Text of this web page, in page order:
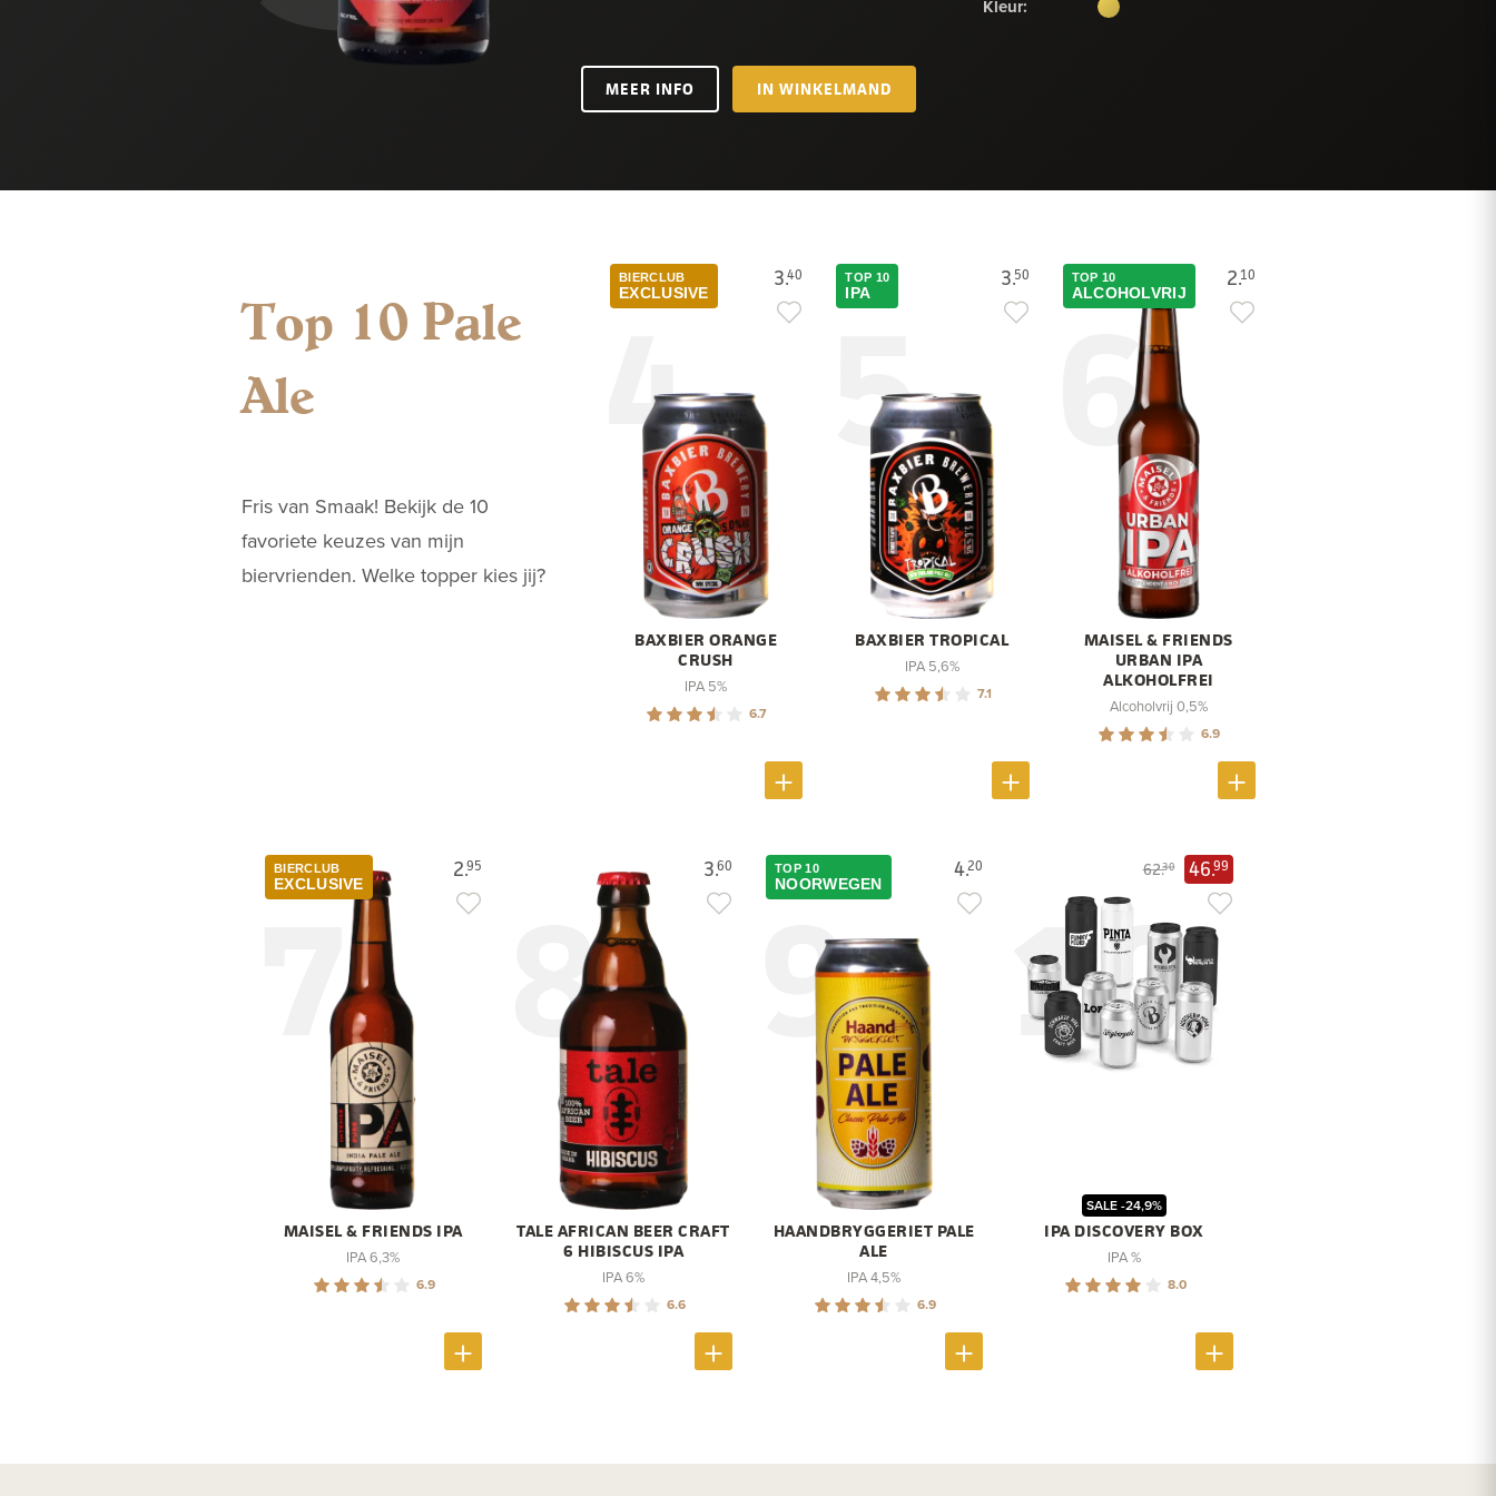
Kleur:
MEER INFO IN WINKELMAND
Top 10 Pale
Ale
Fris van Smaak! Bekijk de 10
favoriete keuzes van mijn
biervrienden. Welke topper kies jij?
4
3.40
BIERCLUB
EXCLUSIVE
BAXBIER ORANGE
CRUSH
IPA 5%
6.7
5
3.50
TOP 10
IPA
BAXBIER TROPICAL
IPA 5,6%
7.1
6
2.10
TOP 10
ALCOHOLVRIJ
MAISEL & FRIENDS
URBAN IPA
ALKOHOLFREI
Alcoholvrij 0,5%
6.9
7
2.95
BIERCLUB
EXCLUSIVE
MAISEL & FRIENDS IPA
IPA 6,3%
6.9
8
3.60
TALE AFRICAN BEER CRAFT
6 HIBISCUS IPA
IPA 6%
6.6
9
4.20
TOP 10
NOORWEGEN
HAANDBRYGGERIET PALE
ALE
IPA 4,5%
6.9
10
62.30 46.99
IPA DISCOVERY BOX
SALE -24,9%
IPA %
8.0